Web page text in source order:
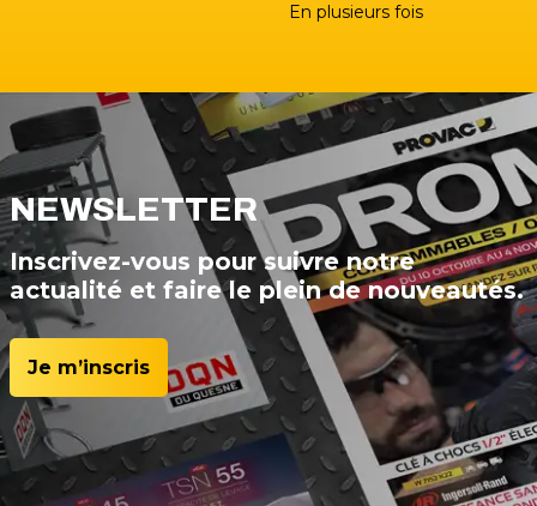
En plusieurs fois
NEWSLETTER
Inscrivez-vous pour suivre notre
actualité et faire le plein de nouveautés.
Je m’inscris